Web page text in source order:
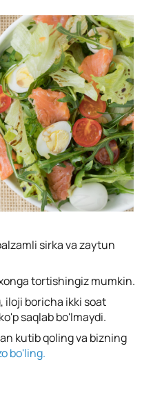
sirka va zaytun
tortishingiz mumkin.
iloji boricha ikki soat
saqlab bo'lmaydi.
kutib qoling va bizning
bo'ling.